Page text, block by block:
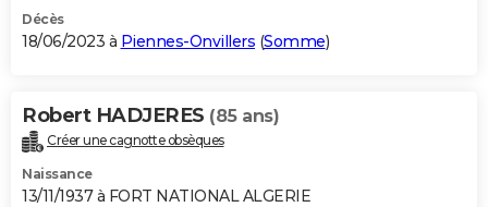
Décès
18/06/2023 à Piennes-Onvillers (Somme)
Robert HADJERES (85 ans)
Créer une cagnotte obsèques
Naissance
13/11/1937 à FORT NATIONAL ALGERIE